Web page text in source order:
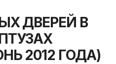
ДВЕРЕЙ В
2012 ГОДА)